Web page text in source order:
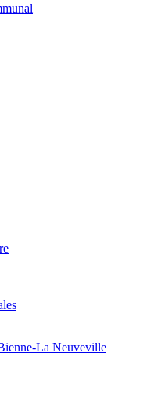
La Neuveville